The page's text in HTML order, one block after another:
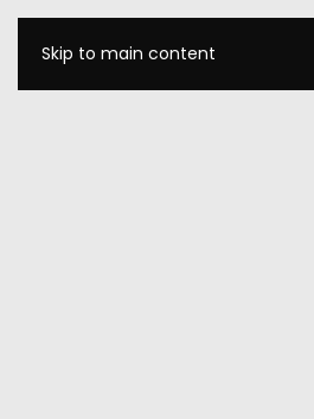
Skip to main content